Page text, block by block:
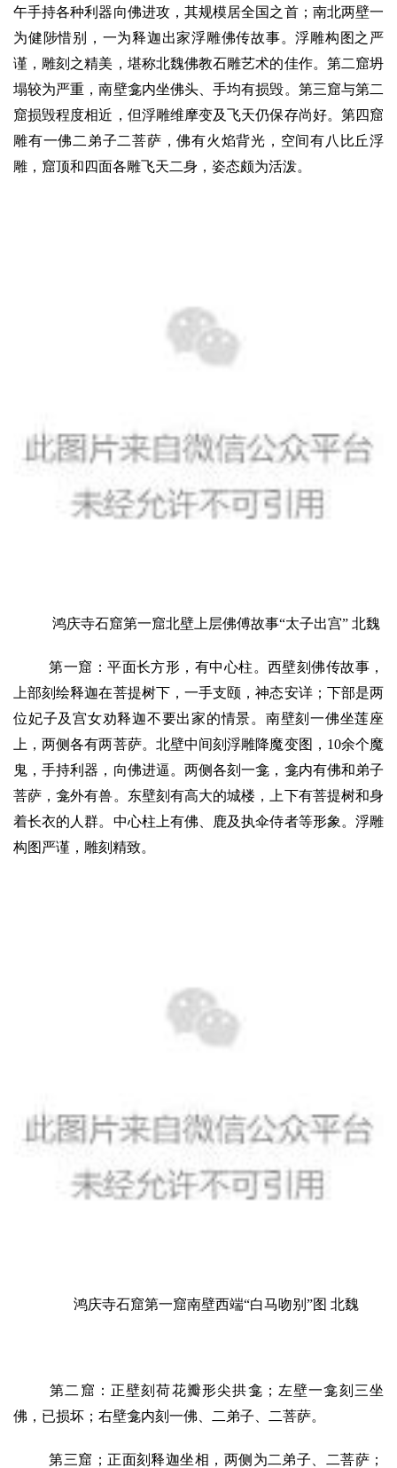
人
物
寺
巡
礼
政
登录 注册
午手持各种利器向佛进攻，其规模居全国之首；南北两壁一
为健陟惜别，一为释迦出家浮雕佛传故事。浮雕构图之严
谨，雕刻之精美，堪称北魏佛教石雕艺术的佳作。第二窟坍
塌较为严重，南壁龛内坐佛头、手均有损毁。第三窟与第二
窟损毁程度相近，但浮雕维摩变及飞天仍保存尚好。第四窟
雕有一佛二弟子二菩萨，佛有火焰背光，空间有八比丘浮
雕，窟顶和四面各雕飞天二身，姿态颇为活泼。
鸿庆寺石窟第一窟北壁上层佛傅故事“太子出宫” 北魏
第一窟：平面长方形，有中心柱。西壁刻佛传故事，
上部刻绘释迦在菩提树下，一手支颐，神态安详；下部是两
位妃子及宫女劝释迦不要出家的情景。南壁刻一佛坐莲座
上，两侧各有两菩萨。北壁中间刻浮雕降魔变图，10余个魔
鬼，手持利器，向佛进逼。两侧各刻一龛，龛内有佛和弟子
菩萨，龛外有兽。东壁刻有高大的城楼，上下有菩提树和身
着长衣的人群。中心柱上有佛、鹿及执伞侍者等形象。浮雕
构图严谨，雕刻精致。
鸿庆寺石窟第一窟南壁西端“白马吻别”图 北魏
第二窟：正壁刻荷花瓣形尖拱龛；左壁一龛刻三坐
佛，已损坏；右壁龛内刻一佛、二弟子、二菩萨。
第三窟；正面刻释迦坐相，两侧为二弟子、二菩萨；